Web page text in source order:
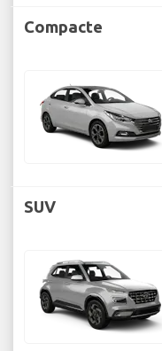
Compacte
SUV